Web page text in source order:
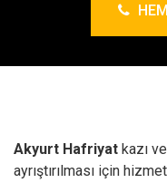
Akyurt Hafriyat kazı
ayrıştırılması için